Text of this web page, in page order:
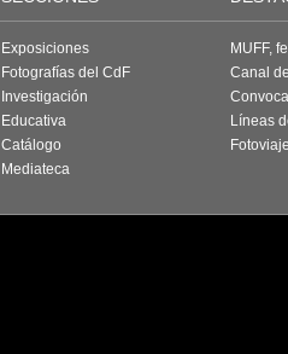
Exposiciones
Fotografías del CdF
Investigación
Educativa
Catálogo
Mediateca
MUFF,
Canal
Líneas